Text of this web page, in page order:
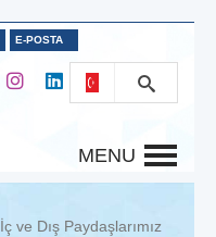
E-POSTA
MENU
İç ve Dış Paydaşlarımız